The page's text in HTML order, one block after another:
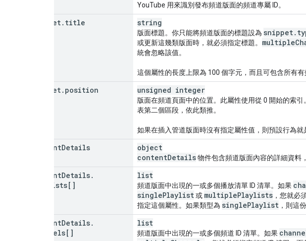
YouTube 用來識別發布頻道版面的頻道專屬 ID。
snippet. title string
版面標題。你只能將頻道版面的標題設為 snippet.
或更新這幾類版面時，就必須指定標題。 multiple
統會忽略該值。
這個屬性的長度上限為 100 個字元，而且可包含所有有
snippet. position unsigned integer
版面在頻道頁面中的位置。此屬性使用從 0 開始的索引。
表第二個區段，依此類推。
如果在插入管道版面時沒有指定屬性值，則預設行為就
contentDetails
object
contentDetails物件包含頻道版面內容的詳細資料
contentDetails.
playlists[]
list
頻道版面中出現的一或多個播放清單 ID 清單。如果
singlePlaylist或 multiplePlaylists ，您就必
指定這個屬性。如果類型為 singlePlaylist ，則這
contentDetails.
channels[]
list
頻道版面中出現的一或多個頻道 ID 清單。如果